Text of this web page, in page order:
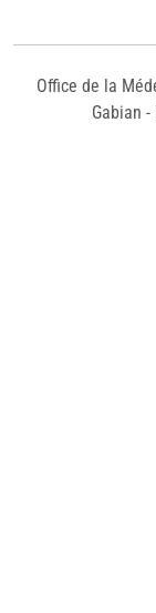
Office de la
Gabian -